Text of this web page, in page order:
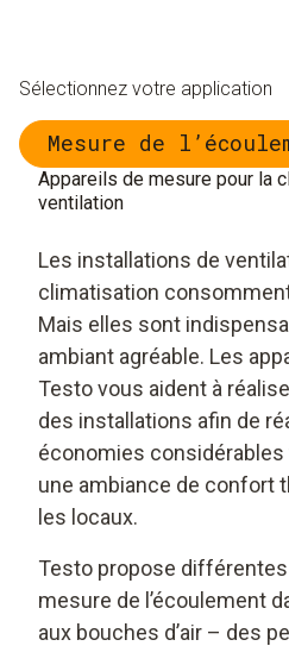
Sélectionnez votre application
Mesure de
Appareils de mesure pour la
ventilation
Les installations de
climatisation
Mais elles sont
ambiant agréable. Les
Testo vous aident à
des installations afin de
économies
une ambiance de confort
les locaux.
Testo propose
mesure de l’écoulement
aux bouches d’air – des